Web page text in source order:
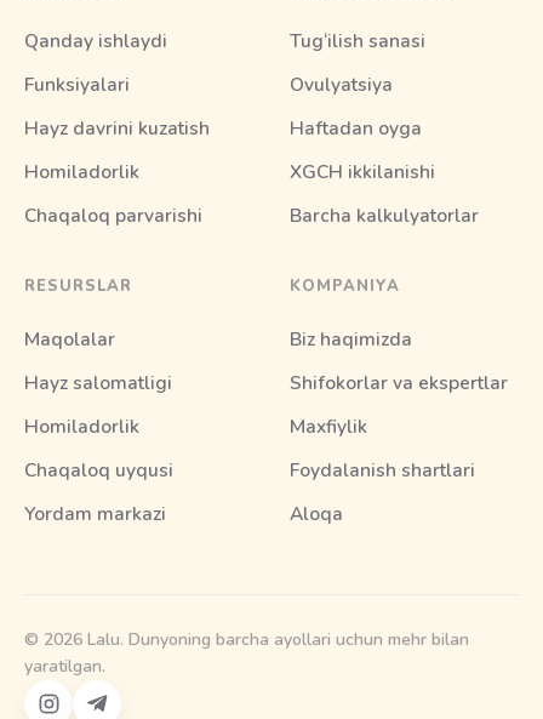
Qanday ishlaydi
Funksiyalari
Hayz davrini kuzatish
Homiladorlik
Chaqaloq parvarishi
Tug‘ilish sanasi
Ovulyatsiya
Haftadan oyga
XGCH ikkilanishi
Barcha kalkulyatorlar
RESURSLAR
Maqolalar
Hayz salomatligi
Homiladorlik
Chaqaloq uyqusi
Yordam markazi
KOMPANIYA
Biz haqimizda
Shifokorlar va ekspertlar
Maxfiylik
Foydalanish shartlari
Aloqa
© 2026 Lalu. Dunyoning barcha ayollari uchun mehr bilan
yaratilgan.